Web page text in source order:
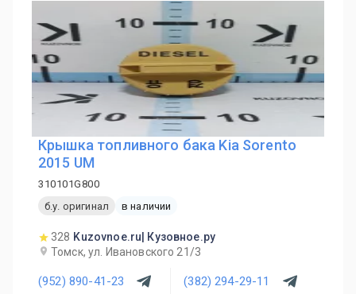
Крышка топливного бака Kia Sorento
2015 UM
310101G800
б.у. оригинал
в наличии
328 Kuzovnoe.ru| Кузовное.ру
Томск, ул. Ивановского 21/3
(952) 890-41-23 (382) 294-29-11